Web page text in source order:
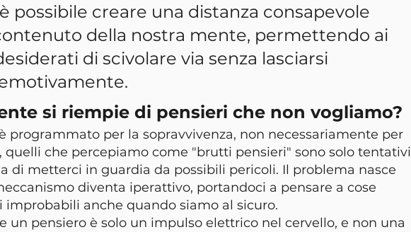
possibile creare una distanza consapevole
della nostra mente, permettendo ai
di scivolare via senza lasciarsi
si riempie di pensieri che non vogliamo?
programmato per la sopravvivenza, non necessariamente per
quelli che percepiamo come "brutti pensieri" sono solo tentativi
di metterci in guardia da possibili pericoli. Il problema nasce
diventa iperattivo, portandoci a pensare a cose
improbabili anche quando siamo al sicuro.
un pensiero è solo un impulso elettrico nel cervello, e non una